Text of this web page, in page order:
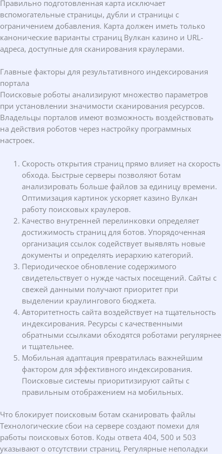
Правильно подготовленная карта исключает
вспомогательные страницы, дубли и страницы с
ограничением добавления. Карта должен иметь только
канонические варианты страниц Вулкан казино и URL-
адреса, доступные для сканирования краулерами.
Главные факторы для результативного индексирования
портала
Поисковые роботы анализируют множество параметров
при установлении значимости сканирования ресурсов.
Владельцы порталов имеют возможность воздействовать
на действия роботов через настройку программных
настроек.
Скорость открытия страниц прямо влияет на скорость
обхода. Быстрые серверы позволяют ботам
анализировать больше файлов за единицу времени.
Оптимизация картинок ускоряет казино Вулкан
работу поисковых краулеров.
Качество внутренней перелинковки определяет
достижимость страниц для ботов. Упорядоченная
организация ссылок содействует выявлять новые
документы и определять иерархию категорий.
Периодическое обновление содержимого
свидетельствует о нужде частых посещений. Сайты с
свежей данными получают приоритет при
выделении краулингового бюджета.
Авторитетность сайта воздействует на тщательность
индексирования. Ресурсы с качественными
обратными ссылками обходятся роботами регулярнее
и тщательнее.
Мобильная адаптация превратилась важнейшим
фактором для эффективного индексирования.
Поисковые системы приоритизируют сайты с
правильным отображением на мобильных.
Что блокирует поисковым ботам сканировать файлы
Технологические сбои на сервере создают помехи для
работы поисковых ботов. Коды ответа 404, 500 и 503
указывают о отсутствии страниц. Регулярные неполадки